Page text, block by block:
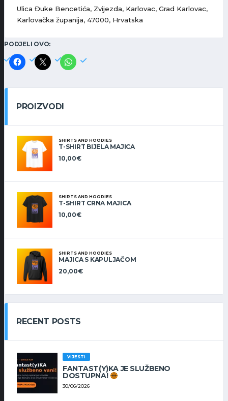
Ulica Đuke Bencetića, Zvijezda, Karlovac, Grad Karlovac,
Karlovačka županija, 47000, Hrvatska
PODJELI OVO:
PROIZVODI
SHIRTS AND HOODIES
T-SHIRT BIJELA MAJICA
10,00€
SHIRTS AND HOODIES
T-SHIRT CRNA MAJICA
10,00€
SHIRTS AND HOODIES
MAJICA S KAPULJAČOM
20,00€
RECENT POSTS
VIJESTI
FANTAST(Y)KA JE SLUŽBENO
DOSTUPNA!
30/06/2026